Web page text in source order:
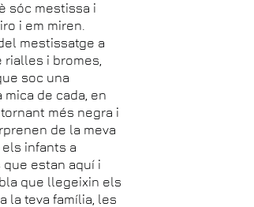
sóc mestissa i
i em miren.
mestissatge a
i bromes,
soc una
de cada, en
més negra i
de la meva
infants a
estan aquí i
que llegeixin els
la teva família, les